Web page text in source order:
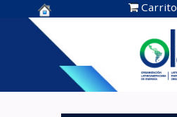
Centro de
Documentación
OLADE -
Carrito